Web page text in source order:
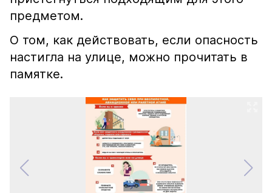
предметом.
О том, как действовать, если опасность
настигла на улице, можно прочитать в
памятке.